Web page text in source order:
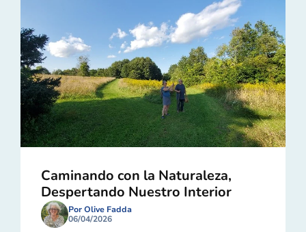
Caminando con la Naturaleza,
Despertando Nuestro Interior
Por Olive Fadda
06/04/2026